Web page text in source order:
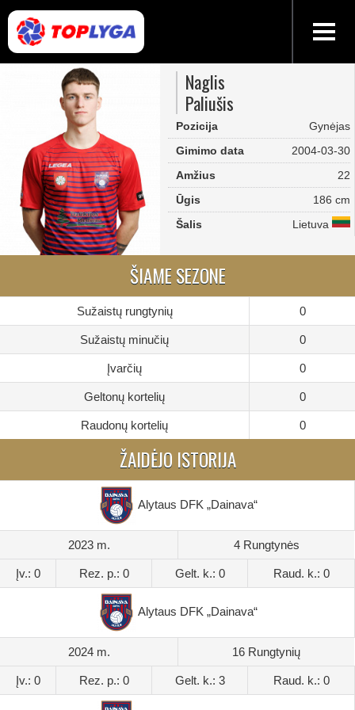
Naglis
Paliušis
Pozicija
Gynėjas
Gimimo data
2004-03-30
Amžius
22
Ūgis
186 cm
Šalis
Lietuva
ŠIAME SEZONE
Sužaistų rungtynių 0
Sužaistų minučių 0
Įvarčių 0
Geltonų kortelių 0
Raudonų kortelių 0
ŽAIDĖJO ISTORIJA
Alytaus DFK „Dainava“
2023 m. 4 Rungtynės
Įv.: 0 Rez. p.: 0 Gelt. k.: 0 Raud. k.: 0
Alytaus DFK „Dainava“
2024 m. 16 Rungtynių
Įv.: 0 Rez. p.: 0 Gelt. k.: 3 Raud. k.: 0